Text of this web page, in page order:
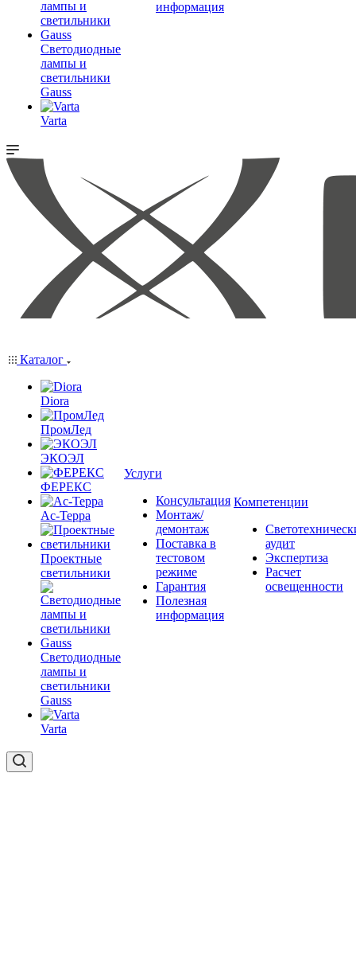
Светодиодные
лампы и
светильники
Gauss
Varta
информация
Каталог
Diora
ПромЛед
ЭКОЭЛ
ФЕРЕКС
Ас-Терра
Проектные
светильники
Светодиодные
лампы и
светильники
Gauss
Varta
Услуги
Консультация
Монтаж/
демонтаж
Поставка в
тестовом
режиме
Гарантия
Полезная
информация
Компетенции
аудит
Экспертиза
Расчет
освещенности